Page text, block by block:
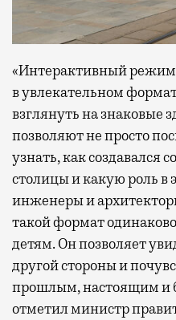
«Интерактивный режим
в увлекательном
взглянуть на знаковые
позволяют не просто
узнать, как создавался
столицы и какую роль в
инженеры и
такой формат
детям. Он позволяет
другой стороны и
прошлым, настоящим и
отметил министр